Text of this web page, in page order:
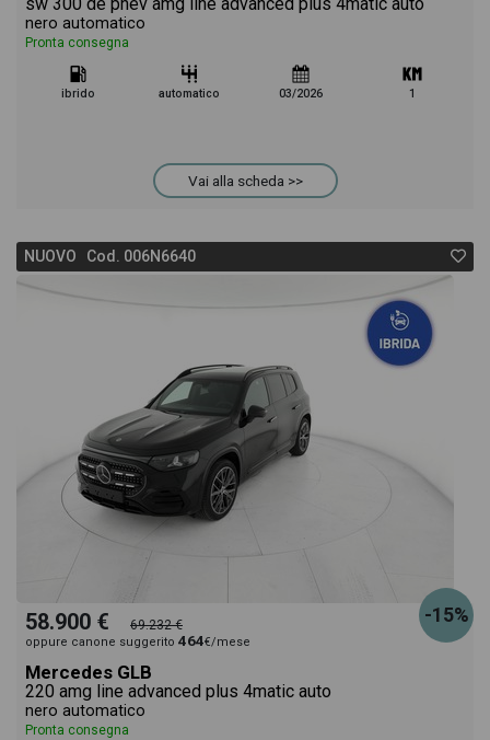
nero automatico
Pronta consegna
ibrido automatico 03/2026 1
Vai alla scheda >>
NUOVO Cod. 006N6640
-15%
58.900 € 69.232 €
oppure canone suggerito 464€/mese
Mercedes GLB
220 amg line advanced plus 4matic auto
nero automatico
Pronta consegna